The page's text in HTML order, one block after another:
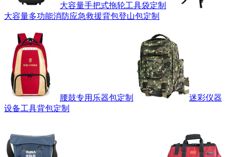
大容量手把式拖轮工具袋定制
大容量多功能消防应急救援背包登山包定制
腰鼓专用乐器包定制
迷彩仪器
设备工具背包定制